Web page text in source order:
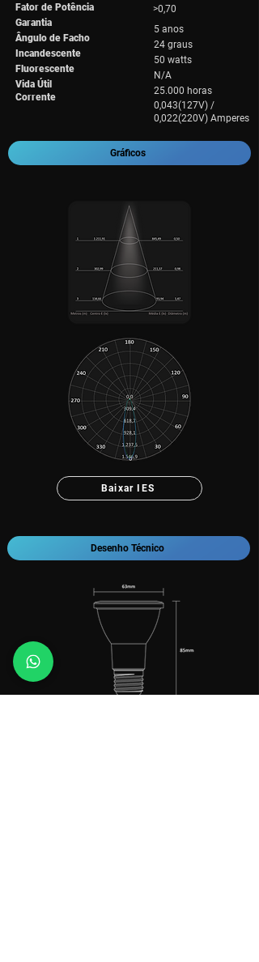
Gráficos
Fator de Potência
Garantia
Ângulo de Facho
Incandescente
Fluorescente
Vida Útil
Corrente
5 anos
24 graus
50 watts
N/A
25.000 horas
0,043(127V) /
0,022(220V) Amperes
>0,70
Baixar IES
Desenho Técnico